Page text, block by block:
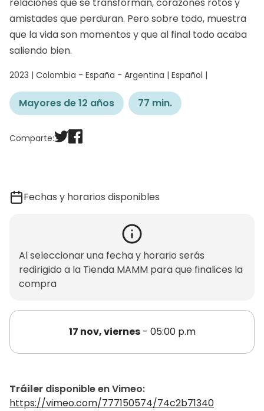
relaciones que se transforman, corazones rotos y
amistades que perduran. Pero sobre todo, muestra
que la vida son momentos y que al final todo acaba
saliendo bien.
2023 | Colombia - España - Argentina | Español |
Mayores de 12 años 77 min.
Comparte:
Fechas y horarios disponibles
Al seleccionar una fecha y horario serás
redirigido a la Tienda MAMM para que finalices la
compra
17 nov, viernes- 05:00 p.m
Tráiler disponible en Vimeo:
https://vimeo.com/777150574/74c2b71340